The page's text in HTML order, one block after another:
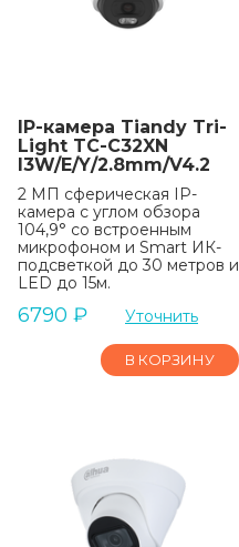
IP-камера Tiandy Tri-
Light TC-C32XN
I3W/E/Y/2.8mm/V4.2
2 МП сферическая IP-
камера с углом обзора
104,9° со встроенным
микрофоном и Smart ИК-
подсветкой до 30 метров и
LED до 15м.
6790 ₽ Уточнить
В КОРЗИНУ